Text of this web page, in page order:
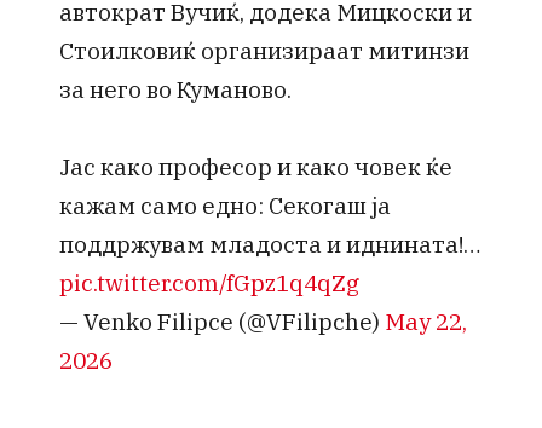
автократ Вучиќ, додека Мицкоски и
Стоилковиќ организираат митинзи
за него во Куманово.
Јас како професор и како човек ќе
кажам само едно: Секогаш ја
поддржувам младоста и иднината!…
pic.twitter.com/fGpz1q4qZg
— Venko Filipce (@VFilipche) May 22,
2026